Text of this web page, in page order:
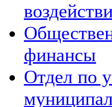
финансы
Отдел по